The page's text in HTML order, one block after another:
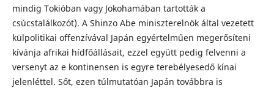
mindig Tokióban vagy Jokohamában tartották a
csúcstalálkozót). A Shinzo Abe miniszterelnök által vezetett
külpolitikai offenzívával Japán egyértelműen megerősíteni
kívánja afrikai hídfőállásait, ezzel együtt pedig felvenni a
versenyt az e kontinensen is egyre terebélyesedő kínai
jelenléttel. Sőt, ezen túlmutatóan Japán továbbra is